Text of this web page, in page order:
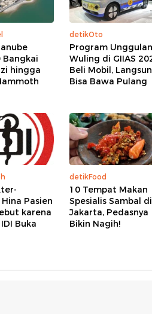
Bangkai
hingga
detikOto
Program Unggulan
Wuling di GIIAS
Beli Mobil,
Bisa Bawa Pulang
Pasien
karena
Buka
detikFood
10 Tempat Makan
Spesialis Sambal di
Jakarta, Pedasnya
Bikin Nagih!